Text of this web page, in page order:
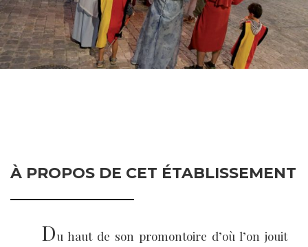
À PROPOS DE CET ÉTABLISSEMENT
Du haut de son promontoire d’où l’on jouit